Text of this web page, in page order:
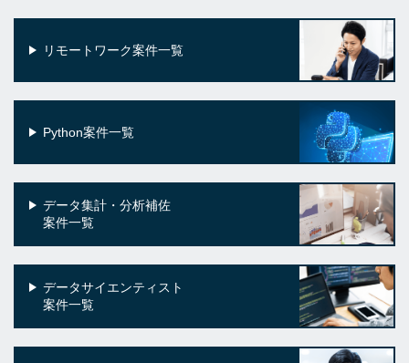
リモートワーク案件一覧
Python案件一覧
データ集計・分析補佐
案件一覧
データサイエンティスト
案件一覧